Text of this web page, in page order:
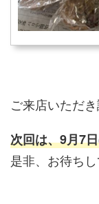
ご来店いただ
次回は、9月7
是非、お待ちし